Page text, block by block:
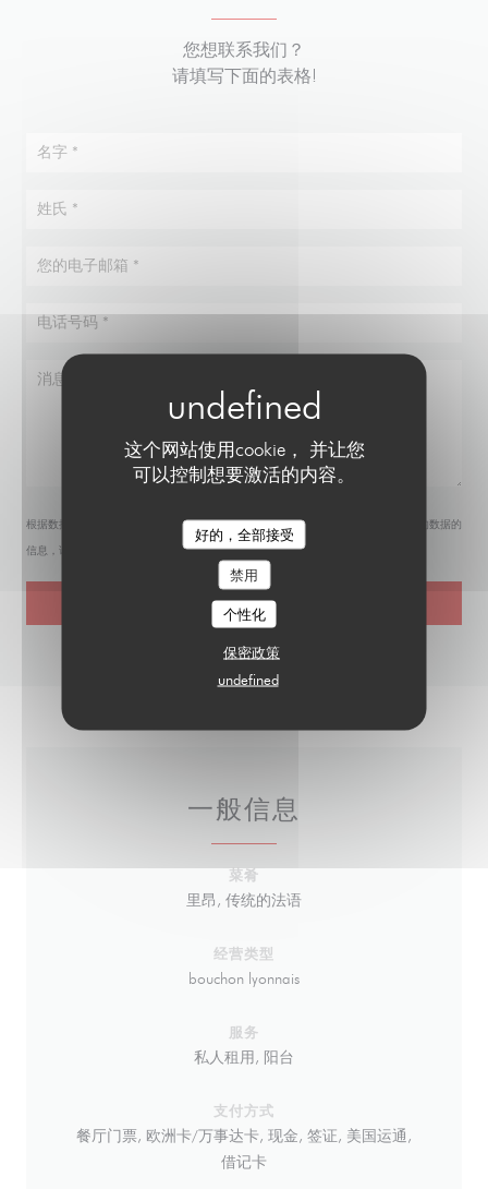
这个网站使用cookie， 并让您
可以控制想要激活的内容。
好的，全部接受
禁用
个性化
保密政策
undefined
您想联系我们？
请填写下面的表格!
根据数据保护法规，您有权拒绝接收营销电话。如需了解更多关于我们如何处理您的数据的
信息，请查看我们的
一般信息
菜肴
里昂, 传统的法语
经营类型
bouchon lyonnais
服务
私人租用, 阳台
支付方式
餐厅门票, 欧洲卡/万事达卡, 现金, 签证, 美国运通,
借记卡